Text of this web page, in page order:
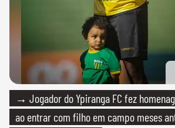
→ Jogador do Ypiranga FC fez
ao entrar com filho em campo meses